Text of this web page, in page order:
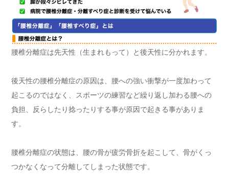
腰椎分離症は先天性（生まれもって）と後天性に分かれます。
後天性の腰椎分離症の原因は、腰への強い衝撃が一度加わって
起こるのではなく、スポーツの練習など繰り返し加わる腰への
負担、反らしたり捻ったりする事が原因で起きる事がありま
す。
腰椎分離症の状態は、腰の骨が疲労骨折を起こして、骨がくっ
つかなくなって分離してしまった状態です。